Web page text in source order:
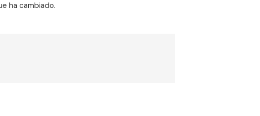
ha cambiado.